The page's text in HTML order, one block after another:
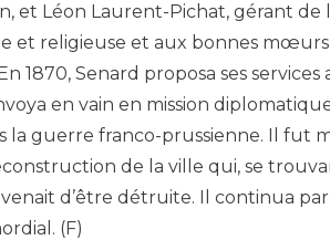
et Léon Laurent-Pichat, gérant de
et religieuse et aux bonnes
1870, Senard proposa ses services
en vain en mission
la guerre franco-prussienne. Il fut
de la ville qui, se
d’être détruite. Il continua
(F)